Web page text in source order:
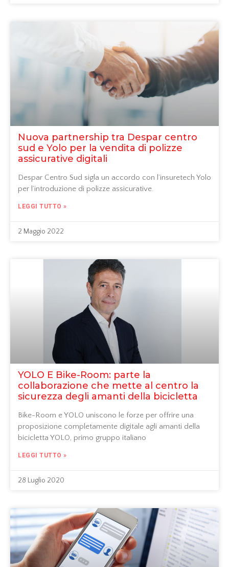
Nuova partnership tra Despar centro
sud e Yolo per la vendita di polizze
assicurative digitali
Despar Centro Sud sigla un accordo con l’insuretech Yolo
per l’introduzione di polizze assicurative.
LEGGI TUTTO »
2 Maggio 2022
YOLO E Bike-Room: parte la
collaborazione che mette al centro la
sicurezza degli amanti della bicicletta
Bike-Room e YOLO uniscono le forze per offrire una
proposizione completamente digitale agli amanti della
bicicletta YOLO, primo gruppo italiano
LEGGI TUTTO »
28 Luglio 2020